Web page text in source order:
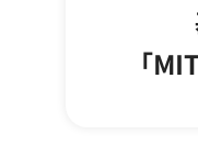
「